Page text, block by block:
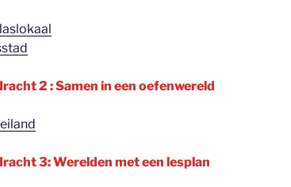
2 : Samen in een oefenwereld
3: Werelden met een lesplan